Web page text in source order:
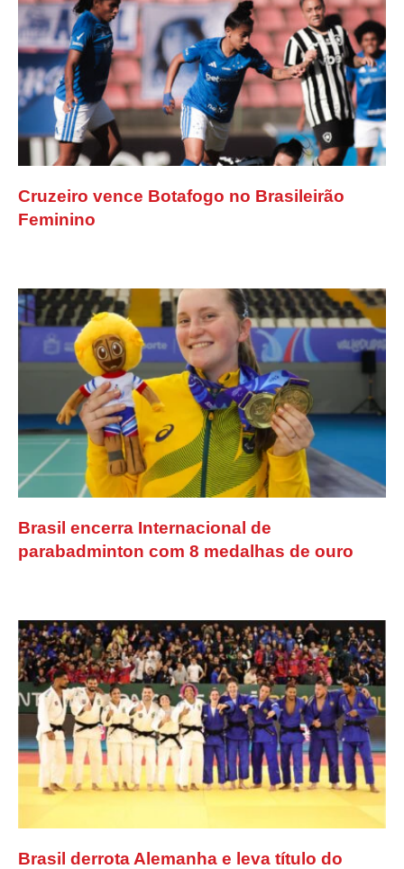
Cruzeiro vence Botafogo no Brasileirão
Feminino
Brasil encerra Internacional de
parabadminton com 8 medalhas de ouro
Brasil derrota Alemanha e leva título do